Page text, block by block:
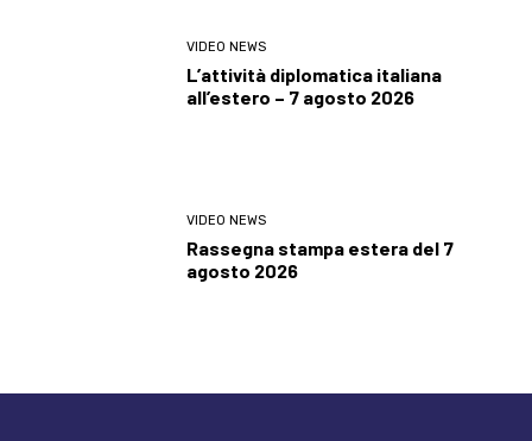
VIDEO NEWS
L’attività diplomatica italiana
all’estero – 7 agosto 2026
VIDEO NEWS
Rassegna stampa estera del 7
agosto 2026